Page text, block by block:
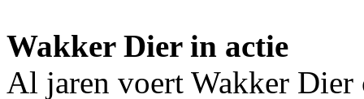
Wakker Dier in actie
Al jaren voert Wakker Dier